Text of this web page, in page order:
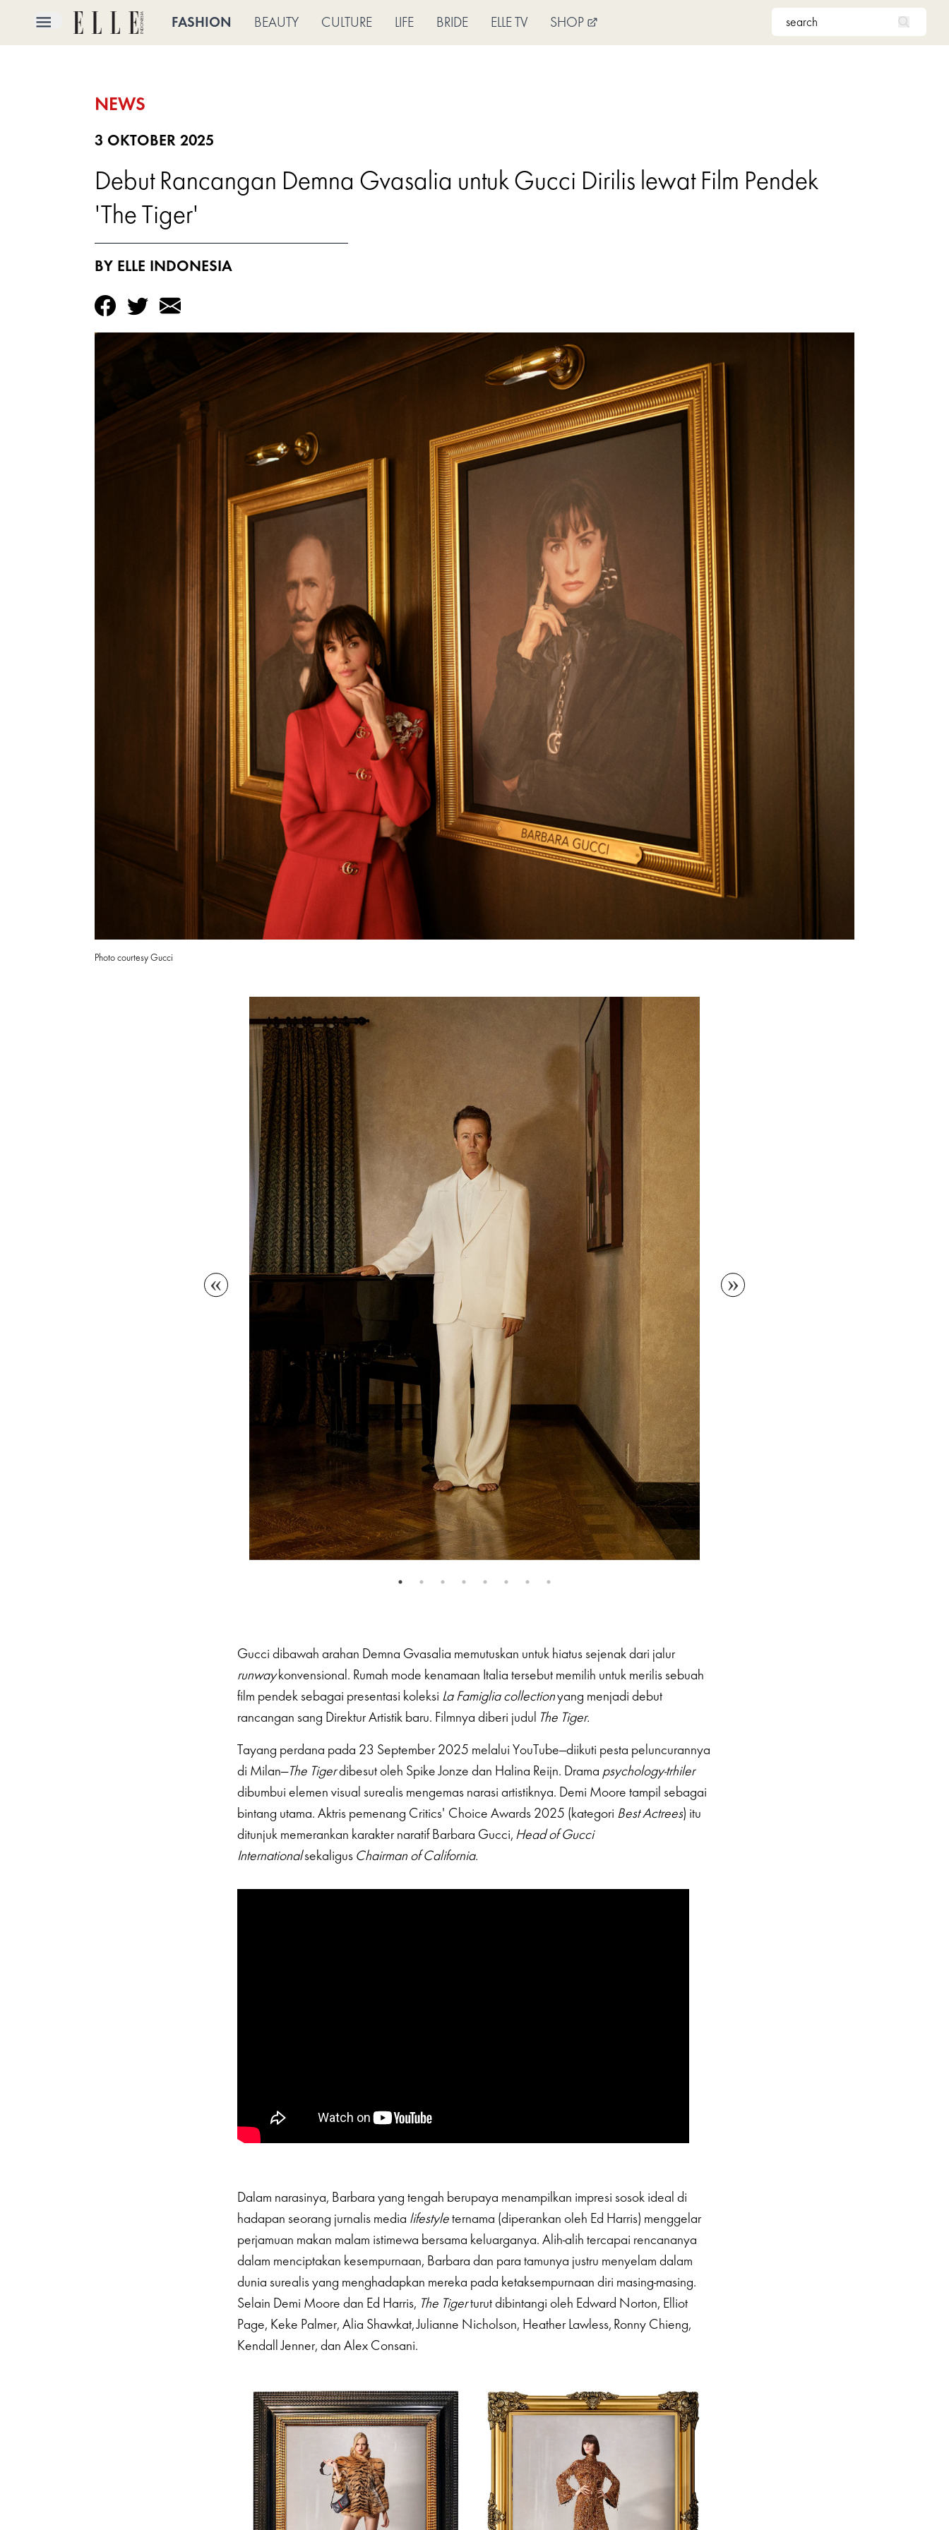
FASHION BEAUTY CULTURE LIFE BRIDE ELLE TV SHOP
NEWS
3 OKTOBER 2025
Debut Rancangan Demna Gvasalia untuk Gucci Dirilis lewat Film Pendek
'The Tiger'
BY ELLE INDONESIA
Photo courtesy Gucci
Gucci dibawah arahan Demna Gvasalia memutuskan untuk hiatus sejenak dari jalur
runwaykonvensional. Rumah mode kenamaan Italia tersebut memilih untuk merilis sebuah
film pendek sebagai presentasi koleksi La Famiglia collectionyang menjadi debut
rancangan sang Direktur Artistik baru. Filmnya diberi judul The Tiger.
Tayang perdana pada 23 September 2025 melalui YouTube—diikuti pesta peluncurannya
di Milan—The Tigerdibesut oleh Spike Jonze dan Halina Reijn. Drama psychology-trhiler
dibumbui elemen visual surealis mengemas narasi artistiknya. Demi Moore tampil sebagai
bintang utama. Aktris pemenang Critics' Choice Awards 2025 (kategori Best Actrees) itu
ditunjuk memerankan karakter naratif Barbara Gucci, Head of Gucci
Internationalsekaligus Chairman of California.
Dalam narasinya, Barbara yang tengah berupaya menampilkan impresi sosok ideal di
hadapan seorang jurnalis media lifestyleternama (diperankan oleh Ed Harris) menggelar
perjamuan makan malam istimewa bersama keluarganya. Alih-alih tercapai rencananya
dalam menciptakan kesempurnaan, Barbara dan para tamunya justru menyelam dalam
dunia surealis yang menghadapkan mereka pada ketaksempurnaan diri masing-masing.
Selain Demi Moore dan Ed Harris, The Tigerturut dibintangi oleh Edward Norton, Elliot
Page, Keke Palmer, Alia Shawkat, Julianne Nicholson, Heather Lawless, Ronny Chieng,
Kendall Jenner, dan Alex Consani.